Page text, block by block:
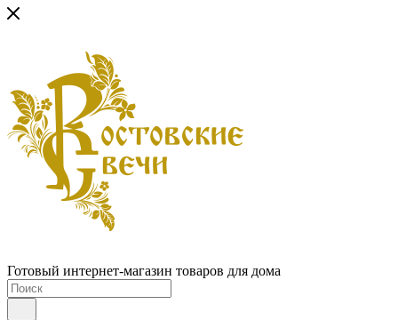
Готовый интернет-магазин товаров для дома